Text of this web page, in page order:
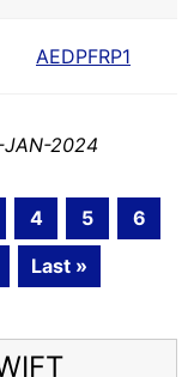
AEDPFRP1
2024
4 5
6
Last »